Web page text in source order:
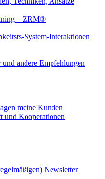
– ZRM®
System-Interaktionen
andere Empfehlungen
meine Kunden
und Kooperationen
Newsletter